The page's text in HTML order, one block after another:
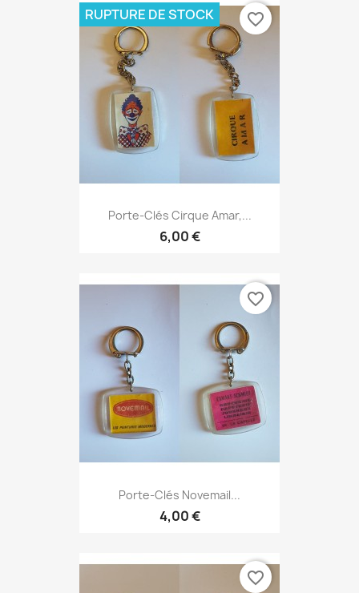
Porte-Clés Cirque Amar,...
6,00 €
RUPTURE DE STOCK favorite_border
Porte-Clés Novemail...
4,00 €
favorite_border
favorite_border